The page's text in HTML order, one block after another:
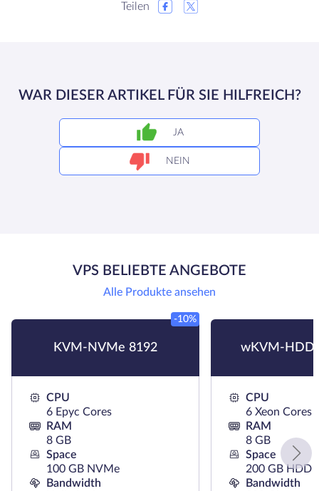
Teilen
WAR DIESER ARTIKEL FÜR SIE HILFREICH?
JA
NEIN
VPS BELIEBTE ANGEBOTE
Alle Produkte ansehen
KVM-NVMe 8192
-10%
CPU
6 Epyc Cores
RAM
8 GB
Space
100 GB NVMe
Bandwidth
wKVM-HDD
CPU
6 Xeon Cores
RAM
8 GB
Space
200 GB HDD
Bandwidth